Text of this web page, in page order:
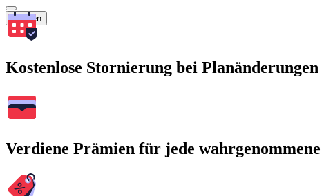
Suchen
Kostenlose Stornierung bei Planänderungen
Verdiene Prämien für jede